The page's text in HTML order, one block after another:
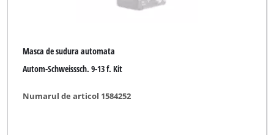
Masca de sudura automata
Autom-Schweisssch. 9-13 f. Kit
Numarul de articol 1584252